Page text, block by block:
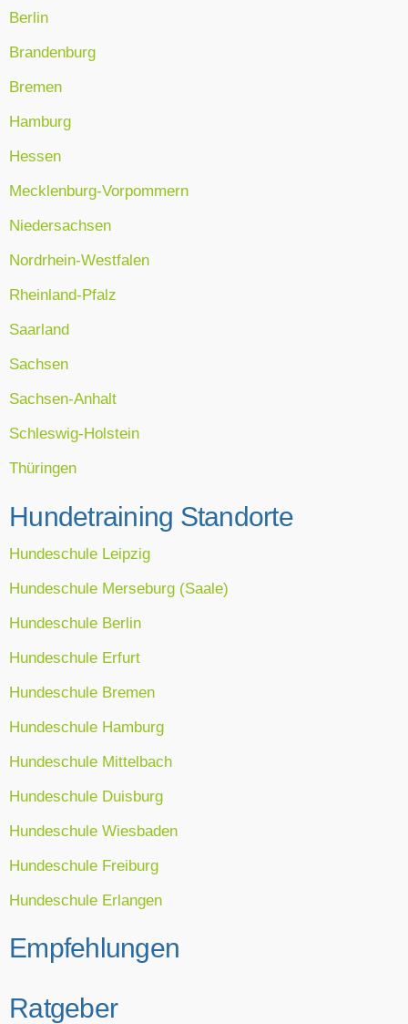
Berlin
Brandenburg
Bremen
Hamburg
Hessen
Mecklenburg-Vorpommern
Niedersachsen
Nordrhein-Westfalen
Rheinland-Pfalz
Saarland
Sachsen
Sachsen-Anhalt
Schleswig-Holstein
Thüringen
Hundetraining Standorte
Hundeschule Leipzig
Hundeschule Merseburg (Saale)
Hundeschule Berlin
Hundeschule Erfurt
Hundeschule Bremen
Hundeschule Hamburg
Hundeschule Mittelbach
Hundeschule Duisburg
Hundeschule Wiesbaden
Hundeschule Freiburg
Hundeschule Erlangen
Empfehlungen
Ratgeber